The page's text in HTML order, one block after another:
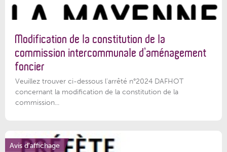
Modification de la constitution de la
commission intercommunale d’aménagement
foncier
Veuillez trouver ci-dessous l'arrêté n°2024 DAFHOT
concernant la modification de la constitution de la
commission...
Avis d'affichage